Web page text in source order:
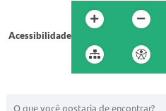
Acessibilidade